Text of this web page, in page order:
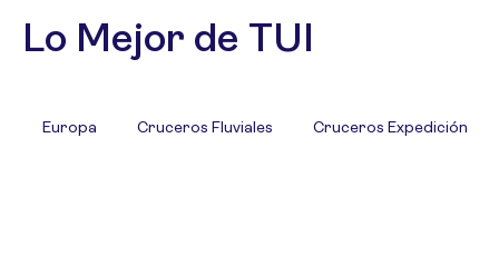
Lo Mejor de TUI
Europa Cruceros Fluviales Cruceros Expedición